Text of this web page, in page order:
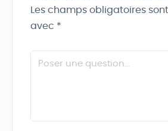
Les champs obligatoires
avec *